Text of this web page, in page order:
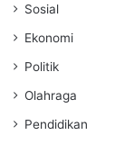
Sosial
Ekonomi
Politik
Olahraga
Pendidikan